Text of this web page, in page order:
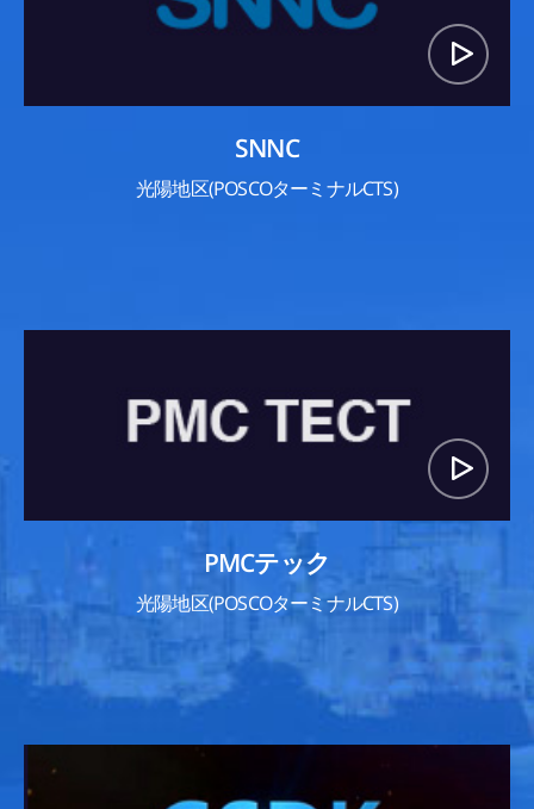
SNNC
光陽地区(POSCOターミナルCTS)
PMCテック
光陽地区(POSCOターミナルCTS)